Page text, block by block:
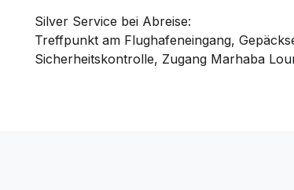
Silver Service bei Abreise:
Treffpunkt am Flughafeneingang,
Sicherheitskontrolle, Zugang Marhaba